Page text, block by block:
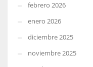
febrero 2026
enero 2026
diciembre 2025
noviembre 2025